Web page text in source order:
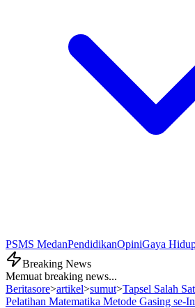
PSMS MedanPendidikanOpiniGaya
Breaking News
Memuat breaking news...
Beritasore>artikel>sumut>Tapsel Salah
Pelatihan Matematika Metode Gasing se-